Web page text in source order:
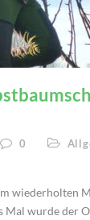
0
wiederholten
Mal wurde der